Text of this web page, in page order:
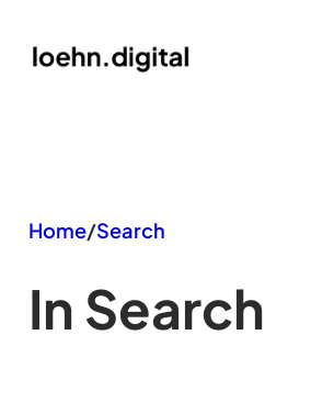
Inhalt
Home/Search
In Search